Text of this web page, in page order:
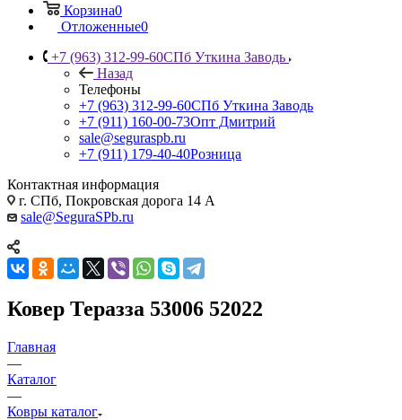
Корзина0
Отложенные0
+7 (963) 312-99-60СПб Уткина Заводь
Назад
Телефоны
+7 (963) 312-99-60СПб Уткина Заводь
+7 (911) 160-00-73Опт Дмитрий
sale@seguraspb.ru
+7 (911) 179-40-40Розница
Контактная информация
г. СПб, Покровская дорога 14 А
sale@SeguraSPb.ru
Ковер Теразза 53006 52022
Главная
—
Каталог
—
Ковры каталог